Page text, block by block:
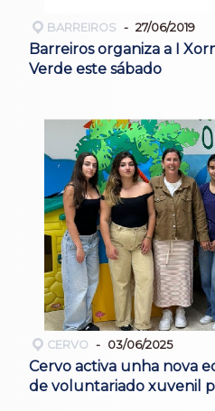
BARREIROS 27/06/2019
Barreiros organiza a I
Verde este sábado
CERVO 03/06/2025
Cervo activa unha nova
de voluntariado xuvenil